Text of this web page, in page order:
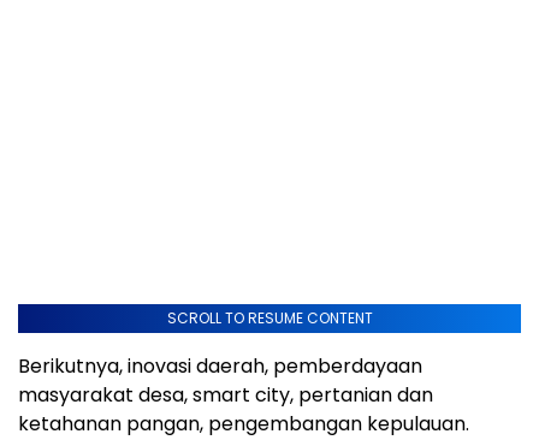
SCROLL TO RESUME CONTENT
Berikutnya, inovasi daerah, pemberdayaan
masyarakat desa, smart city, pertanian dan
ketahanan pangan, pengembangan kepulauan.